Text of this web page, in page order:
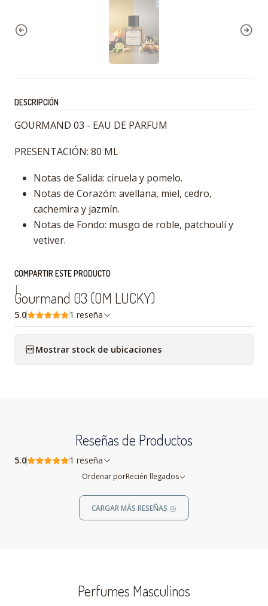
DESCRIPCIÓN
GOURMAND 03 - EAU DE PARFUM
PRESENTACIÓN: 80 ML
Notas de Salida: ciruela y pomelo.
Notas de Corazón: avellana, miel, cedro,
cachemira y jazmín.
Notas de Fondo: musgo de roble, patchoulí y
vetiver.
COMPARTIR ESTE PRODUCTO
|
Gourmand 03 (OM LUCKY)
5.0 1 reseña
Mostrar stock de ubicaciones
Reseñas de Productos
5.0 1 reseña
Ordenar porRecién llegados
CARGAR MÁS RESEÑAS
Perfumes Masculinos